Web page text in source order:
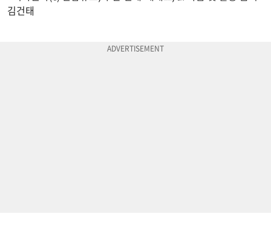
김건태